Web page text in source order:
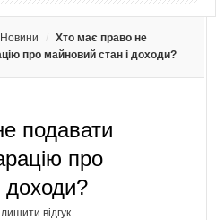
Новини
Хто має право не
про майновий стан і доходи?
подавати
про
доходи?
відгук